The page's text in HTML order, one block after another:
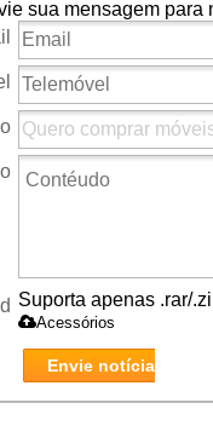
sua mensagem para
Suporta apenas .rar/
Acessórios
Envie notícia